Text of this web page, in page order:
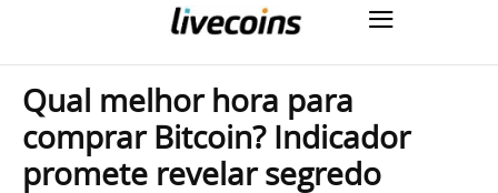
Qual melhor hora para
comprar Bitcoin? Indicador
promete revelar segredo